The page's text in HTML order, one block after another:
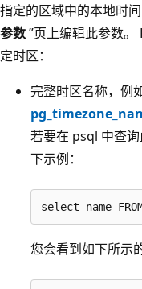
指定的区域中的本地时
参数”页上编辑此参数
定时区：
完整时区名称，例
若要在 psql 中查
下示例：
select name
您会看到如下所示